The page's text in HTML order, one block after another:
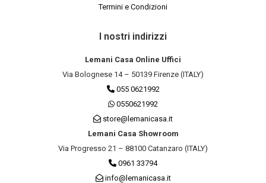
Termini e Condizioni
I nostri indirizzi
Lemani Casa Online Uffici
Via Bolognese 14 – 50139 Firenze (ITALY)
055 0621992
0550621992
store@lemanicasa.it
Lemani Casa Showroom
Via Progresso 21 – 88100 Catanzaro (ITALY)
0961 33794
info@lemanicasa.it